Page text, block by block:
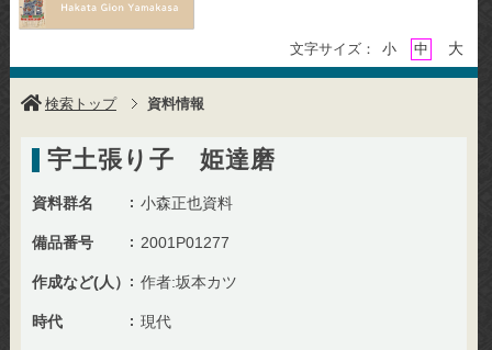
文字サイズ： 小 中 大
検索トップ 資料情報
宇土張り子 姫達磨
資料群名 小森正也資料
備品番号 2001P01277
作成など(人） 作者:坂本カツ
時代 現代